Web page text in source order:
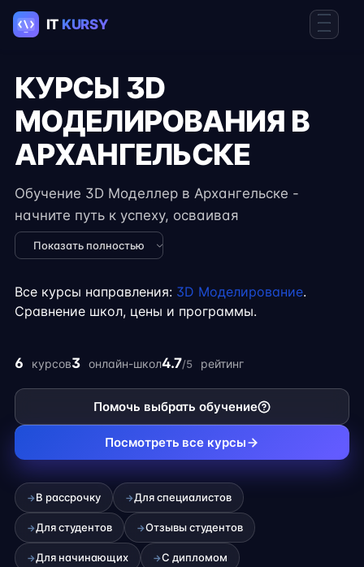
КУРСЫ 3D
МОДЕЛИРОВАНИЯ В
АРХАНГЕЛЬСКЕ
Обучение 3D Моделлер в Архангельске -
начните путь к успеху, осваивая
востребованные навыки в IT. Курсы подходят
для новичков и специалистов с опытом,
проекты и консультации экспертов. Гибкий
карьеры на фрилансе.
Показать полностью
Все курсы направления: 3D Моделирование.
Сравнение школ, цены и программы.
6 курсов3 онлайн-школ4.7/5 рейтинг
Помочь выбрать обучение
Посмотреть все курсы
→В рассрочку →Для специалистов
→Для студентов →Отзывы студентов
→Для начинающих →С дипломом